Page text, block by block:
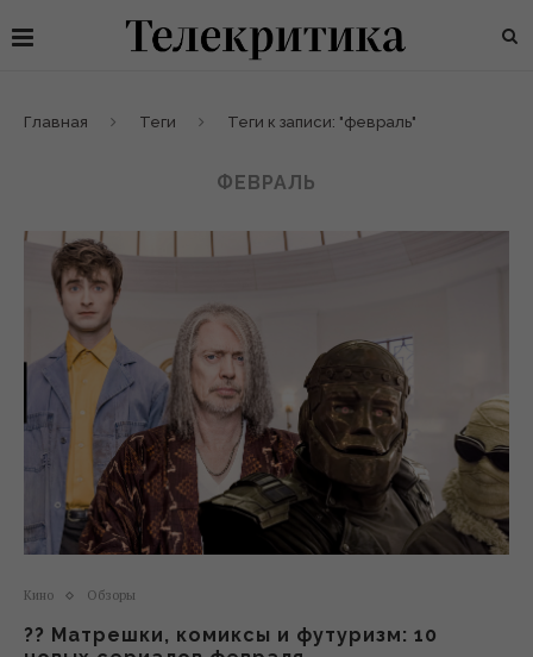
Главная Теги Теги к записи: "февраль"
ФЕВРАЛЬ
Кино Обзоры
?? Матрешки, комиксы и футуризм: 10